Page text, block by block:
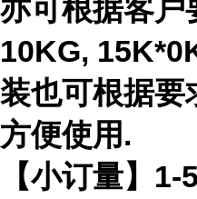
亦可根据客户
10KG,
装也可根据要
方便使用.
【小订量】